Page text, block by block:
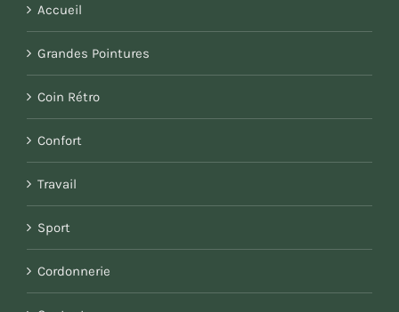
Accueil
Grandes Pointures
Coin Rétro
Confort
Travail
Sport
Cordonnerie